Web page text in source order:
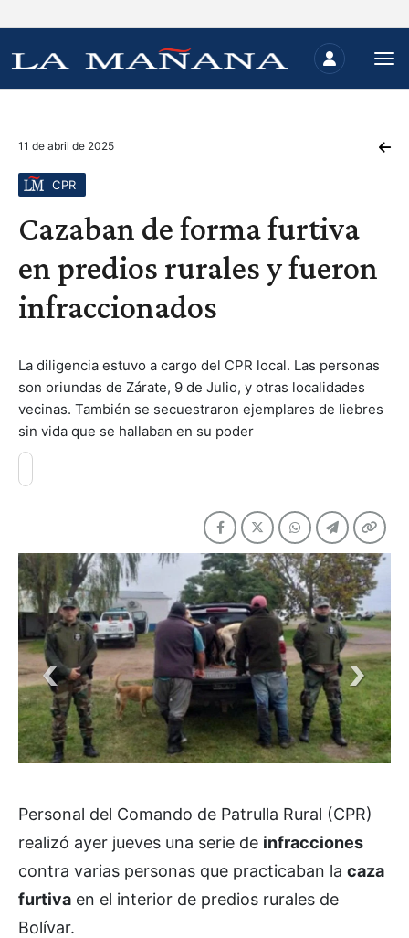
11 de abril de 2025
CPR
Cazaban de forma furtiva
en predios rurales y fueron
infraccionados
La diligencia estuvo a cargo del CPR local. Las personas
son oriundas de Zárate, 9 de Julio, y otras localidades
vecinas. También se secuestraron ejemplares de liebres
sin vida que se hallaban en su poder
Personal del Comando de Patrulla Rural (CPR)
realizó ayer jueves una serie de infracciones
contra varias personas que practicaban la caza
furtiva en el interior de predios rurales de
Bolívar.